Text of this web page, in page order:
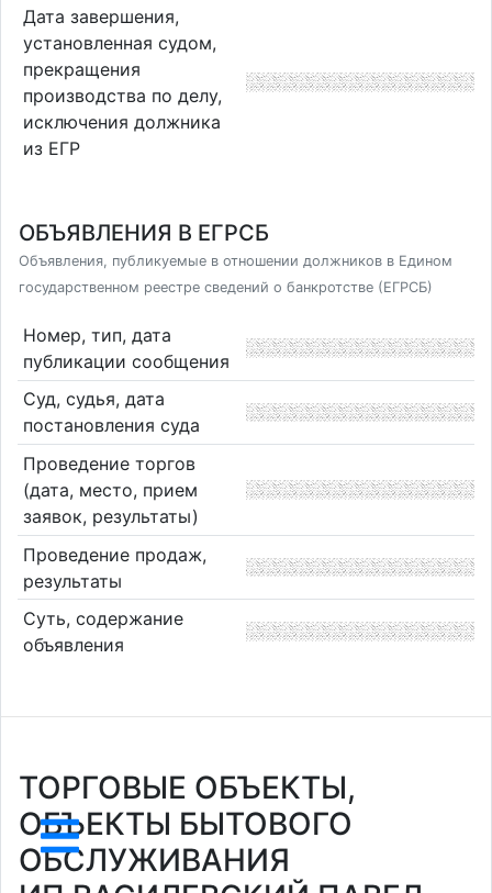
Дата завершения,
установленная судом,
прекращения
производства по делу,
исключения должника
из ЕГР
ОБЪЯВЛЕНИЯ В ЕГРСБ
Объявления, публикуемые в отношении должников в Едином
государственном реестре сведений о банкротстве (ЕГРСБ)
Номер, тип, дата
публикации сообщения
Суд, судья, дата
постановления суда
Проведение торгов
(дата, место, прием
заявок, результаты)
Проведение продаж,
результаты
Суть, содержание
объявления
ТОРГОВЫЕ ОБЪЕКТЫ,
ОБЪЕКТЫ БЫТОВОГО
ОБСЛУЖИВАНИЯ